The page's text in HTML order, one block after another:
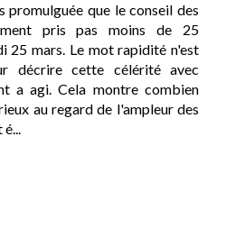
promulguée que le conseil des
pris pas moins de 25
25 mars. Le mot rapidité n'est
décrire cette célérité avec
a agi. Cela montre combien
au regard de l'ampleur des